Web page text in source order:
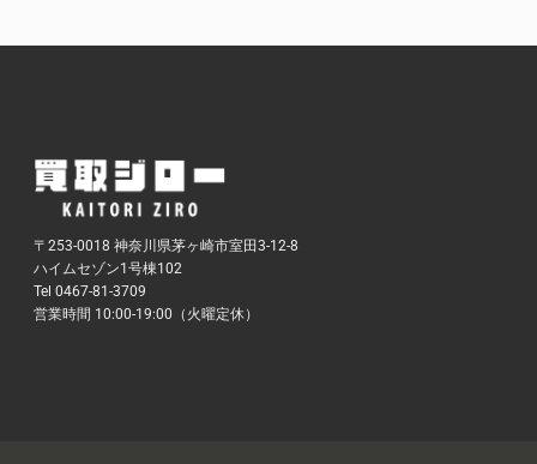
〒253-0018 神奈川県茅ヶ崎市室田3-12-8
ハイムセゾン1号棟102
Tel 0467-81-3709
営業時間 10:00-19:00（火曜定休）